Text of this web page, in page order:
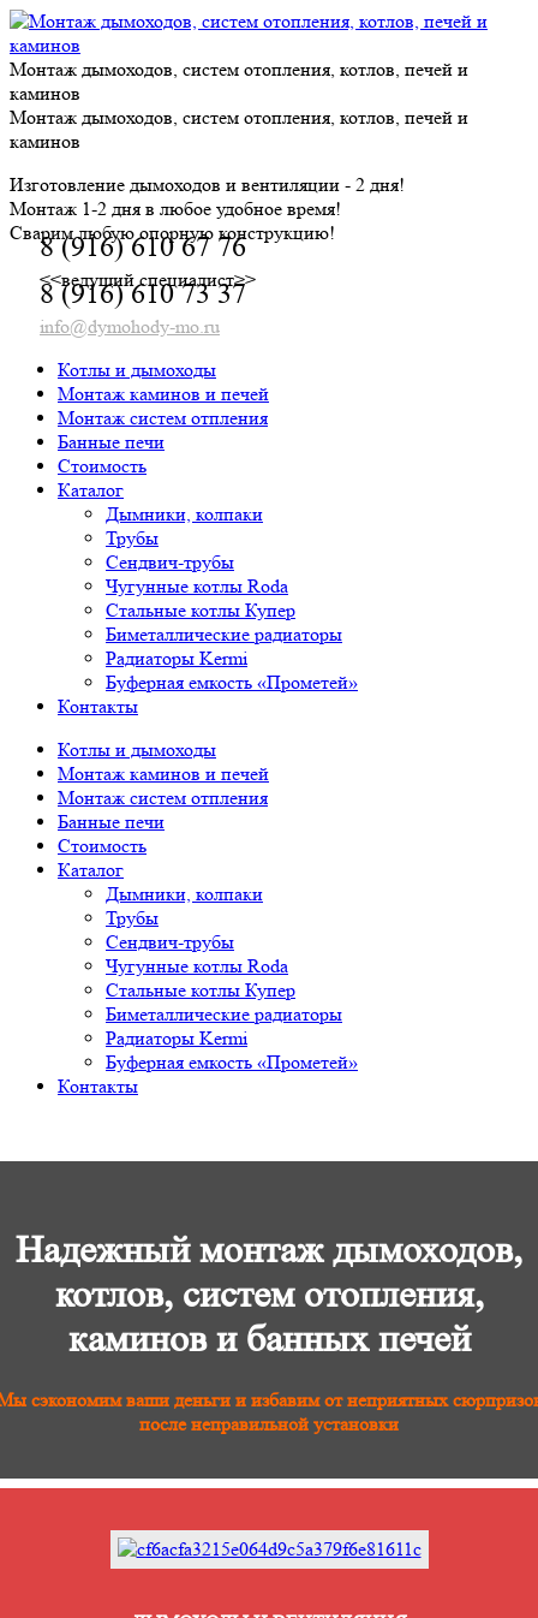
Skip
to
content
Монтаж дымоходов, систем отопления, котлов, печей и
каминов
Монтаж дымоходов, систем отопления, котлов, печей и
каминов
Изготовление дымоходов и вентиляции - 2 дня!
Монтаж 1-2 дня в любое удобное время!
Сварим любую опорную конструкцию!
8 (916) 610 67 76
<<ведущий специалист>>
8 (916) 610 73 37
info@dymohody-mo.ru
Котлы и дымоходы
Монтаж каминов и печей
Монтаж систем отпления
Банные печи
Стоимость
Каталог
Дымники, колпаки
Трубы
Сендвич-трубы
Чугунные котлы Roda
Стальные котлы Купер
Биметаллические радиаторы
Радиаторы Kermi
Буферная емкость «Прометей»
Контакты
Котлы и дымоходы
Монтаж каминов и печей
Монтаж систем отпления
Банные печи
Стоимость
Каталог
Дымники, колпаки
Трубы
Сендвич-трубы
Чугунные котлы Roda
Стальные котлы Купер
Биметаллические радиаторы
Радиаторы Kermi
Буферная емкость «Прометей»
Контакты
Надежный монтаж дымоходов,
котлов, систем отопления,
каминов и банных печей
сэкономим ваши деньги и избавим от неприятных
после неправильной установки